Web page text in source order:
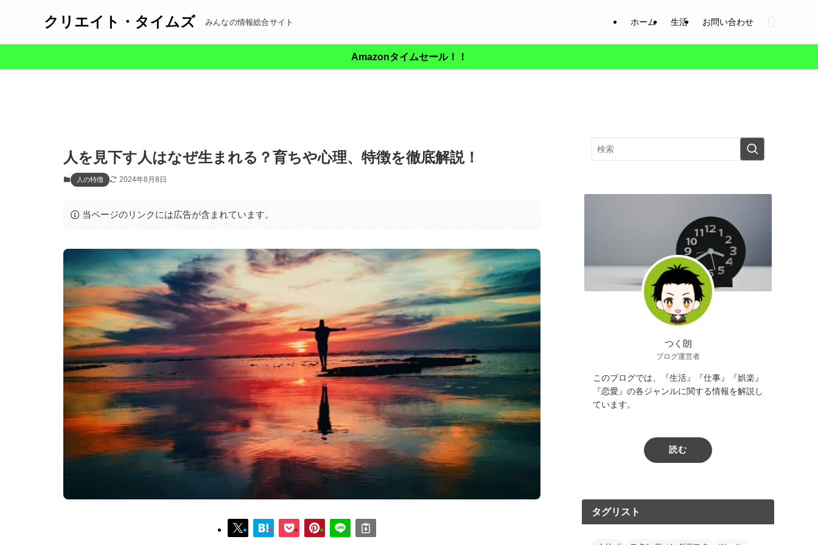
クリエイト・タイムズ みんなの情報総合サイト ホーム 生活 お問い合わせ
Amazonタイムセール！！
人を見下す人はなぜ生まれる？育ちや心理、特徴を徹底解説！
人の特徴 2024年8月8日
当ページのリンクには広告が含まれています。
つく朗
ブログ運営者
このブログでは、『生活』『仕事』『娯楽』
『恋愛』の各ジャンルに関する情報を解説し
ています。
読む
タグリスト